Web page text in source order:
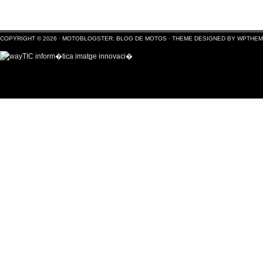
COPYRIGHT © 2026 · MOTOBLOGSTER: BLOG DE MOTOS · THEME DESIGNED BY